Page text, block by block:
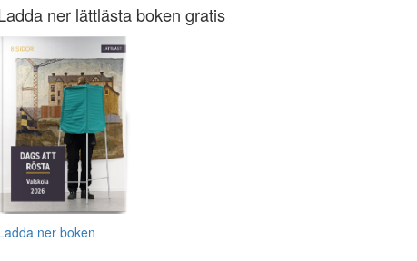
ner lättlästa boken gratis
ner boken